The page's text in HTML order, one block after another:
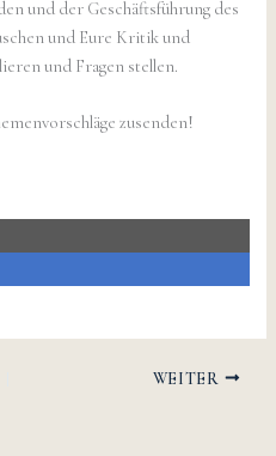
und der Geschäftsführung des
und Eure Kritik und
und Fragen stellen.
zusenden!
WEITER